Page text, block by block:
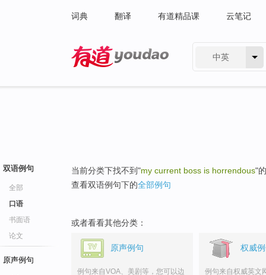
词典 翻译 有道精品课 云笔记
中英
双语例句
全部
口语
书面语
论文
原声例句
当前分类下找不到"my current boss is horrendous"
查看双语例句下的全部例句
或者看看其他分类：
原声例句
例句来自VOA、美剧等，您可以边
权威
例句来自权威英文